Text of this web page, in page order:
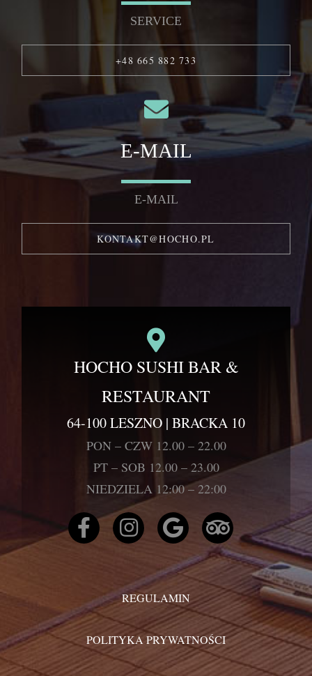
SERVICE
+48 665 882 733
E-MAIL
E-MAIL
KONTAKT@HOCHO.PL
HOCHO SUSHI BAR &
RESTAURANT
64-100 LESZNO | BRACKA 10
PON – CZW 12.00 – 22.00
PT – SOB 12.00 – 23.00
NIEDZIELA 12:00 – 22:00
REGULAMIN
POLITYKA PRYWATNOŚCI